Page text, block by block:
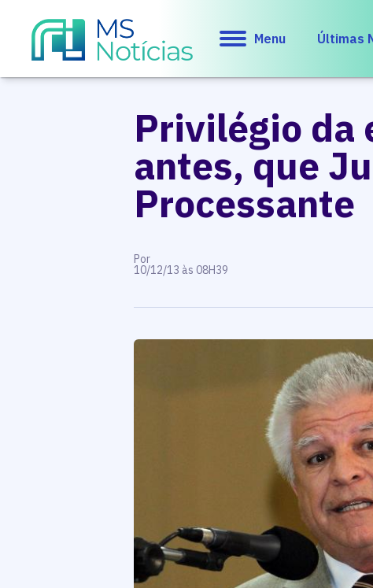
Menu Últimas
Privilégio da
antes, que
Processante
Por
10/12/13 às 08H39